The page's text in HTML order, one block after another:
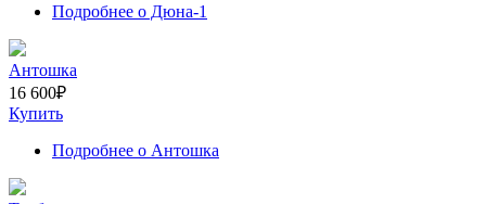
Подробнее о Дюна-1
Антошка
16 600₽
Купить
Подробнее о Антошка